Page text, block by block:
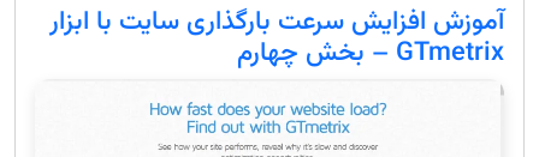
آموزش افزایش سرعت بارگذاری سایت با ابزار
GTmetrix – بخش چهارم